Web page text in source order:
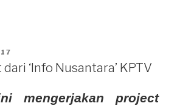
‘Info Nusantara’ KPTV
mengerjakan project